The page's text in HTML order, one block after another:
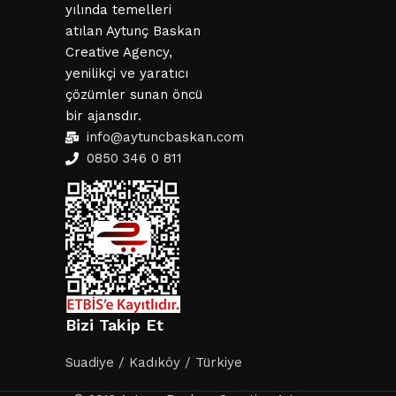
yılında temelleri
atılan Aytunç Baskan
Creative Agency,
yenilikçi ve yaratıcı
çözümler sunan öncü
bir ajansdır.
info@aytuncbaskan.com
0850 346 0 811
Bizi Takip Et
Suadiye / Kadıköy / Türkiye